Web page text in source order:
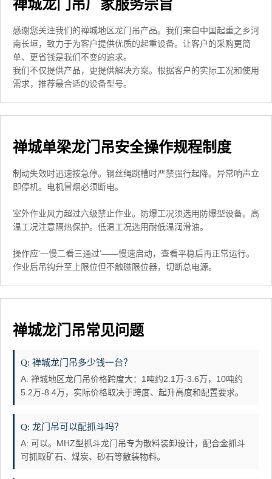
禅城龙门吊厂家服务宗旨
感谢您关注我们的禅城地区龙门吊产品。我们来自中国起重之乡河
南长垣，致力于为客户提供优质的起重设备。让客户的采购更简
单、更省钱是我们不变的追求。
我们不仅提供产品，更提供解决方案。根据客户的实际工况和使用
需求，推荐最合适的设备型号。
禅城单梁龙门吊安全操作规程制度
制动失效时迅速按急停。钢丝绳跳槽时严禁强行起降。异常响声立
即停机。电机冒烟必须断电。
室外作业风力超过六级禁止作业。防爆工况须选用防爆型设备。高
温工况注意隔热保护。低温工况选用耐低温润滑油。
操作应'一慢二看三通过'——慢速启动，查看平稳后再正常运行。
作业后吊钩升至上限位但不触碰限位器，切断总电源。
禅城龙门吊常见问题
Q: 禅城龙门吊多少钱一台？
A: 禅城地区龙门吊价格跨度大：1吨约2.1万-3.6万，10吨约
5.2万-8.4万，实际价格取决于跨度、起升高度和配置要求。
Q: 龙门吊可以配抓斗吗？
A: 可以。MHZ型抓斗龙门吊专为散料装卸设计，配合金抓斗
可抓取矿石、煤炭、砂石等散装物料。